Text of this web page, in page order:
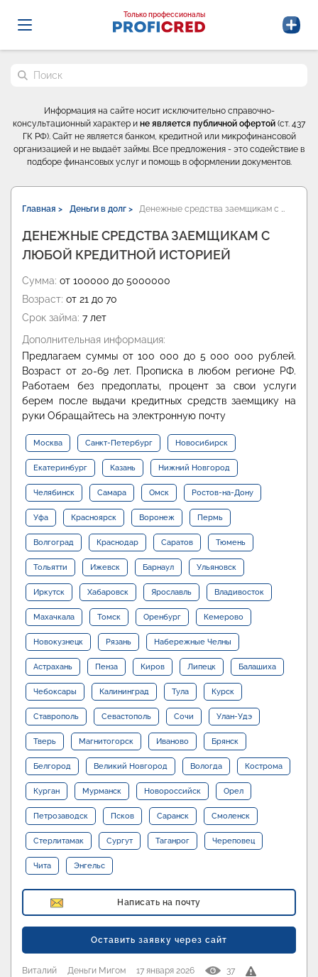
Probrokery - Только профессионалы
Только профессионалы
Поиск по сайту
Информация на сайте носит исключительно справочно-
консультационный характер и не является публичной офертой (ст. 437
ГК РФ). Сайт не является банком, кредитной или микрофинансовой
организацией и не выдаёт займы. Все предложения - это содействие в
подборе финансовых услуг и помощь в оформлении документов.
Главная > Деньги в долг > Денежные средства заемщикам с …
ДЕНЕЖНЫЕ СРЕДСТВА ЗАЕМЩИКАМ С
ЛЮБОЙ КРЕДИТНОЙ ИСТОРИЕЙ
Сумма: от 100000 до 5000000
Возраст: от 21 до 70
Срок займа: 7 лет
Дополнительная информация:
Предлагаем суммы от 100 000 до 5 000 000 рублей.
Возраст от 20-69 лет. Прописка в любом регионе РФ.
Работаем без предоплаты, процент за свои услуги
берем после выдачи кредитных средств заемщику на
руки Обращайтесь на электронную почту
Москва Санкт-Петербург Новосибирск
Екатеринбург Казань Нижний Новгород
Челябинск Самара Омск Ростов-на-Дону
Уфа Красноярск Воронеж Пермь
Волгоград Краснодар Саратов Тюмень
Тольятти Ижевск Барнаул Ульяновск
Иркутск Хабаровск Ярославль Владивосток
Махачкала Томск Оренбург Кемерово
Новокузнецк Рязань Набережные Челны
Астрахань Пенза Киров Липецк Балашиха
Чебоксары Калининград Тула Курск
Ставрополь Севастополь Сочи Улан-Удэ
Тверь Магнитогорск Иваново Брянск
Белгород Великий Новгород Вологда Кострома
Курган Мурманск Новороссийск Орел
Петрозаводск Псков Саранск Смоленск
Стерлитамак Сургут Таганрог Череповец
Чита Энгельс
Написать на почту
Оставить заявку через сайт
Виталий Деньги Мигом 17 января 2026 37